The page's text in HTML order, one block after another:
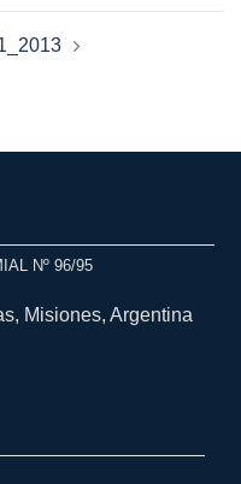
Nº 96/95
Misiones, Argentina